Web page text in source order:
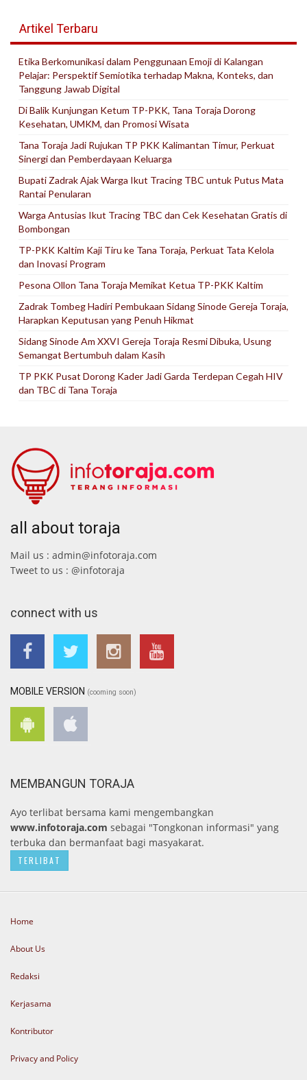
Artikel Terbaru
Etika Berkomunikasi dalam Penggunaan Emoji di Kalangan
Pelajar: Perspektif Semiotika terhadap Makna, Konteks, dan
Tanggung Jawab Digital
Di Balik Kunjungan Ketum TP-PKK, Tana Toraja Dorong
Kesehatan, UMKM, dan Promosi Wisata
Tana Toraja Jadi Rujukan TP PKK Kalimantan Timur, Perkuat
Sinergi dan Pemberdayaan Keluarga
Bupati Zadrak Ajak Warga Ikut Tracing TBC untuk Putus Mata
Rantai Penularan
Warga Antusias Ikut Tracing TBC dan Cek Kesehatan Gratis di
Bombongan
TP-PKK Kaltim Kaji Tiru ke Tana Toraja, Perkuat Tata Kelola
dan Inovasi Program
Pesona Ollon Tana Toraja Memikat Ketua TP-PKK Kaltim
Zadrak Tombeg Hadiri Pembukaan Sidang Sinode Gereja Toraja,
Harapkan Keputusan yang Penuh Hikmat
Sidang Sinode Am XXVI Gereja Toraja Resmi Dibuka, Usung
Semangat Bertumbuh dalam Kasih
TP PKK Pusat Dorong Kader Jadi Garda Terdepan Cegah HIV
dan TBC di Tana Toraja
all about toraja
Mail us : admin@infotoraja.com
Tweet to us : @infotoraja
connect with us
MOBILE VERSION (cooming soon)
MEMBANGUN TORAJA
Ayo terlibat bersama kami mengembangkan
www.infotoraja.com sebagai "Tongkonan informasi" yang
terbuka dan bermanfaat bagi masyakarat.
TERLIBAT
Home
About Us
Redaksi
Kerjasama
Kontributor
Privacy and Policy